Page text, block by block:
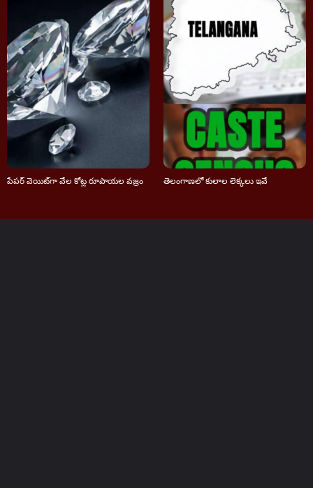
పేపర్‌ వెయిట్‌గా వేల కోట్ల రూపాయల వజ్రం తెలంగాణలో కులాల లెక్కలు ఇవే